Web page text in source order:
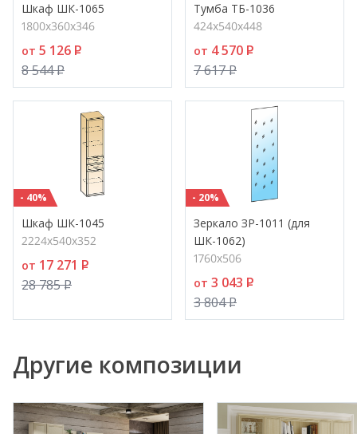
Шкаф ШК-1065
1800х360х346
от 5 126 P
8 544P
Тумба ТБ-1036
424х540х448
от 4 570 P
7 617P
- 40%
Шкаф ШК-1045
2224х540х352
от 17 271 P
28 785P
- 20%
Зеркало ЗР-1011 (для
ШК-1062)
1760х506
от 3 043 P
3 804P
Другие композиции